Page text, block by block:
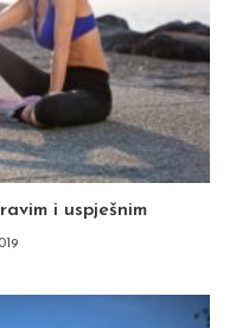
i uspješnim